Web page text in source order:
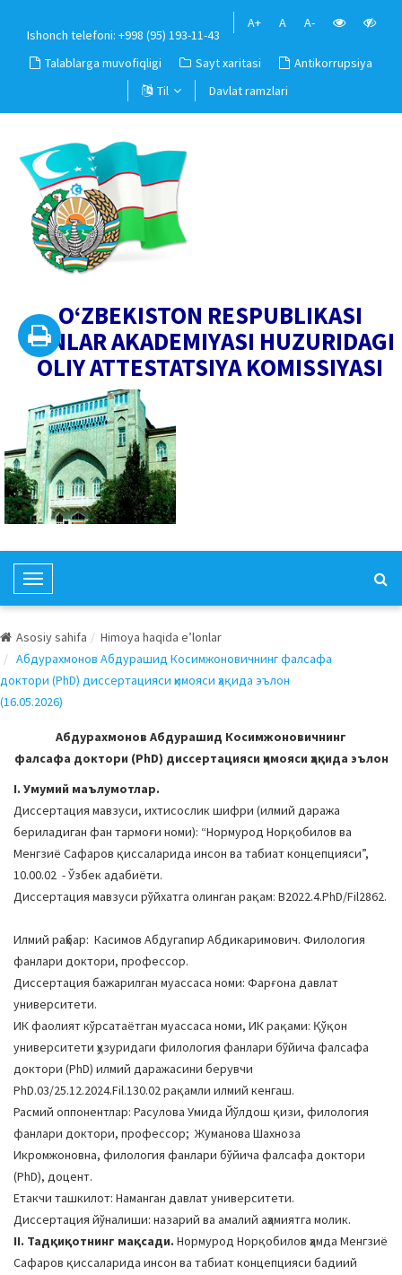
Ishonch telefoni: +998 (95) 193-11-43
A+ A A-
Talablarga muvofiqligi Sayt xaritasi
Antikorrupsiya
Til
Davlat ramzlari
O‘ZBEKISTON RESPUBLIKASI
FANLAR AKADEMIYASI HUZURIDAGI
OLIY ATTESTATSIYA KOMISSIYASI
T
o
g
l
e
N
v
g
a
t
i
o
n
Asosiy sahifa
Himoya haqida e’lonlar
Абдурахмонов Абдурашид Косимжоновичнинг фалсафа
доктори (PhD) диссертацияси ҳимояси ҳақида эълон
(16.05.2026)
Абдурахмонов Абдурашид Косимжоновичнинг
фалсафа доктори (PhD) диссертацияси ҳимояси ҳақида эълон
I. Умумий маълумотлар.
Диссертация мавзуси, ихтисослик шифри (илмий даража
бериладиган фан тармоғи номи): “Нормурод Норқобилов ва
Менгзиё Сафаров қиссаларида инсон ва табиат концепцияси”,
10.00.02 - Ўзбек адабиёти.
Диссертация мавзуси рўйхатга олинган рақам: В2022.4.PhD/Fil2862.
Илмий раҳбар: Касимов Абдугапир Абдикаримович. Филология
фанлари доктори, профессор.
Диссертация бажарилган муассаса номи: Фарғона давлат
университети.
ИК фаолият кўрсатаётган муассаса номи, ИК рақами: Қўқон
университети ҳузуридаги филология фанлари бўйича фалсафа
доктори (PhD) илмий даражасини берувчи
PhD.03/25.12.2024.Fil.130.02 рақамли илмий кенгаш.
Расмий оппонентлар: Расулова Умида Йўлдош қизи, филология
фанлари доктори, профессор; Жуманова Шахноза
Икромжоновна, филология фанлари бўйича фалсафа доктори
(PhD), доцент.
Етакчи ташкилот: Наманган давлат университети.
Диссертация йўналиши: назарий ва амалий аҳамиятга молик.
II. Тадқиқотнинг мақсади. Нормурод Норқобилов ҳамда Менгзиё
Сафаров қиссаларида инсон ва табиат концепцияси бадиий